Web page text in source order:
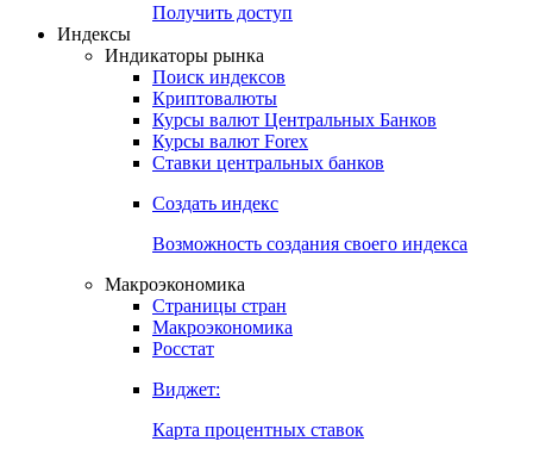
Получить доступ
Индексы
Индикаторы рынка
Поиск индексов
Криптовалюты
Курсы валют Центральных Банков
Курсы валют Forex
Ставки центральных банков
Создать индекс
Возможность создания своего индекса
Макроэкономика
Страницы стран
Макроэкономика
Росстат
Виджет:
Карта процентных ставок